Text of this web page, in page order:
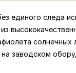
единого следа
заводском